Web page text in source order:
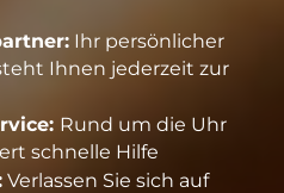
Ihr persönlicher
Ihnen jederzeit zur
Rund um die Uhr
schnelle Hilfe
Verlassen Sie sich auf